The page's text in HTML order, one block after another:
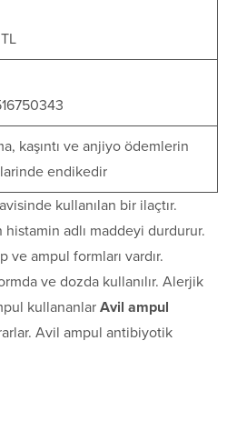
kaşıntı ve anjiyo ödemlerin
endikedir
kullanılan bir ilaçtır.
adlı maddeyi durdurur.
ampul formları vardır.
ve dozda kullanılır. Alerjik
kullananlar Avil ampul
Avil ampul antibiyotik